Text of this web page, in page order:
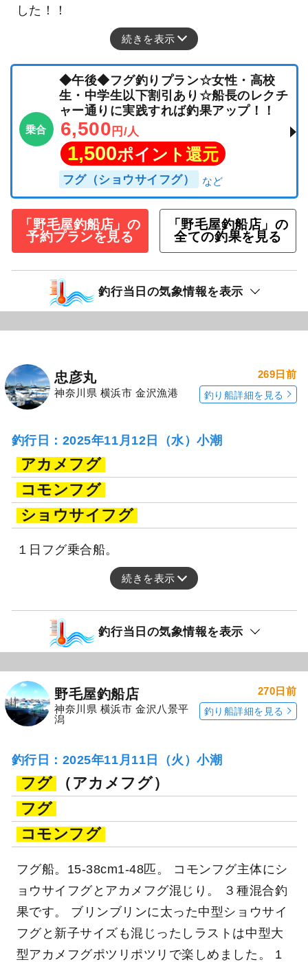
した！！
続きを表示
乗合
◆午後◆フグ釣りプラン☆女性・高校
生・中学生以下割引あり☆船長のレクチ
ャー通りに実践すれば釣果アップ！！
6,500 円/人
1,500ポイント還元
フグ（ショウサイフグ）
「野毛屋釣船店」の
予約プランを見る
「野毛屋釣船店」の
全ての釣果を見る
釣行当日の気象情報を表示
忠彦丸
神奈川県 横浜市 金沢漁港
269日前
釣り船詳細を見る
釣行日：2025年11月12日（水）小潮
アカメフグ
コモンフグ
ショウサイフグ
１日フグ乗合船。
続きを表示
釣行当日の気象情報を表示
野毛屋釣船店
神奈川県 横浜市 金沢八景平
潟
270日前
釣り船詳細を見る
釣行日：2025年11月11日（火）小潮
フグ
（アカメフグ）
フグ
コモンフグ
フグ船。15-38cm1-48匹。 コモンフグ主体にシ
ョウサイフグとアカメフグ混じり。 ３種混合釣
果です。 ブリンブリンに太った中型ショウサイ
フグと新子サイズも混じったしラストは中型大
型アカメフグポツリポツリで楽しめました。 1